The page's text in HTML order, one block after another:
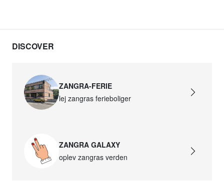
DISCOVER
ZANGRA-FERIE
lej zangras ferieboliger
ZANGRA GALAXY
oplev zangras verden